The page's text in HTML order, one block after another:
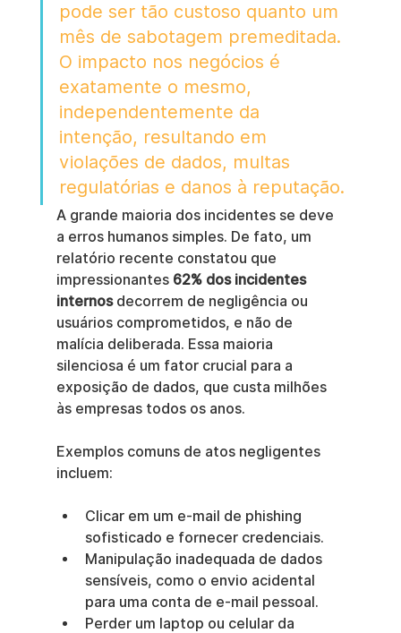
pode ser tão custoso quanto um
mês de sabotagem premeditada.
O impacto nos negócios é
exatamente o mesmo,
independentemente da
intenção, resultando em
violações de dados, multas
regulatórias e danos à reputação.
A grande maioria dos incidentes se deve
a erros humanos simples. De fato, um
relatório recente constatou que
impressionantes 62% dos incidentes
internos decorrem de negligência ou
usuários comprometidos, e não de
malícia deliberada. Essa maioria
silenciosa é um fator crucial para a
exposição de dados, que custa milhões
às empresas todos os anos.
Exemplos comuns de atos negligentes
incluem:
Clicar em um e-mail de phishing
sofisticado e fornecer credenciais.
Manipulação inadequada de dados
sensíveis, como o envio acidental
para uma conta de e-mail pessoal.
Perder um laptop ou celular da